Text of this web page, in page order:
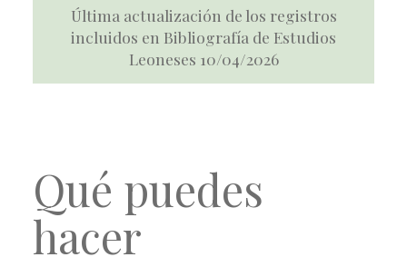
Última actualización de los registros
incluidos en Bibliografía de Estudios
Leoneses 10/04/2026
Qué puedes
hacer